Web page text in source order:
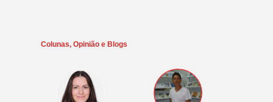
Colunas, Opinião e Blogs